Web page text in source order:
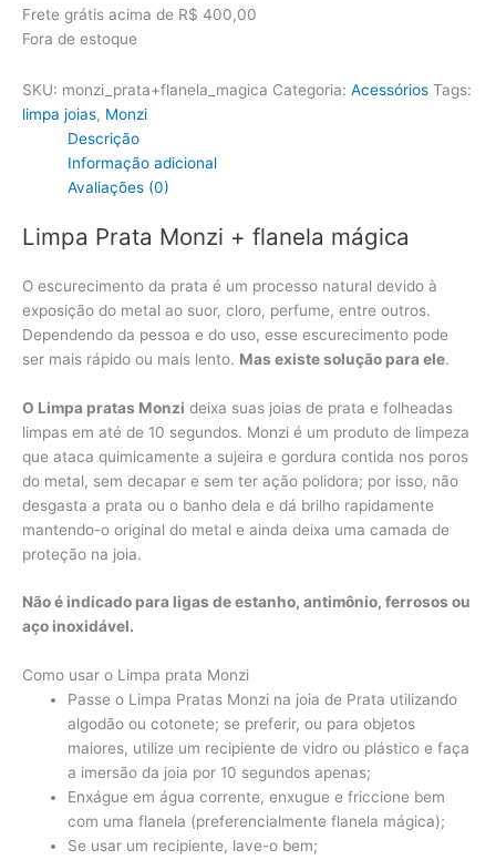
Frete grátis acima de R$ 400,00
Fora de estoque
SKU: monzi_prata+flanela_magica Categoria: Acessórios Tags:
limpa joias, Monzi
Descrição
Informação adicional
Avaliações (0)
Limpa Prata Monzi + flanela mágica
O escurecimento da prata é um processo natural devido à
exposição do metal ao suor, cloro, perfume, entre outros.
Dependendo da pessoa e do uso, esse escurecimento pode
ser mais rápido ou mais lento. Mas existe solução para ele.
O Limpa pratas Monzi deixa suas joias de prata e folheadas
limpas em até de 10 segundos. Monzi é um produto de limpeza
que ataca quimicamente a sujeira e gordura contida nos poros
do metal, sem decapar e sem ter ação polidora; por isso, não
desgasta a prata ou o banho dela e dá brilho rapidamente
mantendo-o original do metal e ainda deixa uma camada de
proteção na joia.
Não é indicado para ligas de estanho, antimônio, ferrosos ou
aço inoxidável.
Como usar o Limpa prata Monzi
Passe o Limpa Pratas Monzi na joia de Prata utilizando
algodão ou cotonete; se preferir, ou para objetos
maiores, utilize um recipiente de vidro ou plástico e faça
a imersão da joia por 10 segundos apenas;
Enxágue em água corrente, enxugue e friccione bem
com uma flanela (preferencialmente flanela mágica);
Se usar um recipiente, lave-o bem;